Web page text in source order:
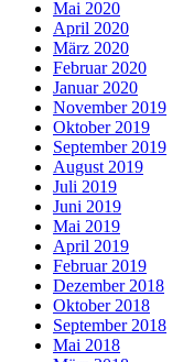
Mai 2020
April 2020
März 2020
Februar 2020
Januar 2020
November 2019
Oktober 2019
September 2019
August 2019
Juli 2019
Juni 2019
Mai 2019
April 2019
Februar 2019
Dezember 2018
Oktober 2018
September 2018
Mai 2018